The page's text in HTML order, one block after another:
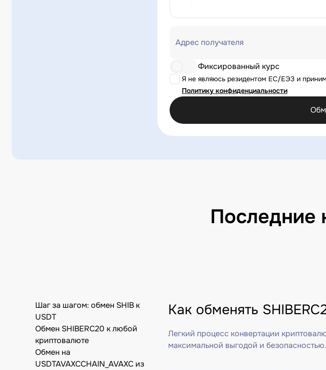
Адрес получателя
Я не являюсь резидентом ЕС/ЕЭЗ и
Политику конфиденциальности
Фиксированный курс
Последние
Шаг за шагом: обмен SHIB к
USDT
Обмен SHIBERC20 к любой
криптовалюте
Обмен на
USDTAVAXCCHAIN_AVAXC из
Как обменять
Легкий процесс конвертации
максимальной выгодой и безопасностью.